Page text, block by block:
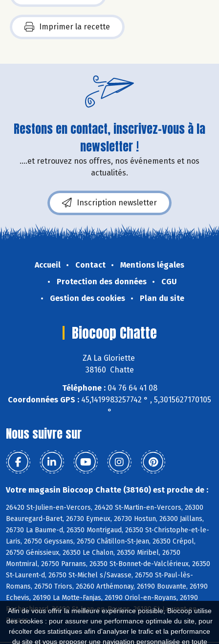
Afin de vous offrir la meilleure expérience possible, Biocoop utilise
des cookies : pour assurer une performance optimale du site, pour
récolter des statistiques afin d'analyser le trafic et la performance
du site et vous proposer une navigation personnalisée en toute
Imprimer la recette
Restons en contact, inscrivez-vous à la
newsletter !
....et retrouvez nos offres, nos événements et nos
actualités.
Inscription newsletter
Accueil Contact
Mentions légales
Protection des données
CGU
Gestion des cookies
Plan du site
Biocoop Chatte
ZA La Gloriette
38160 Chatte
Téléphone :04 76 64 41 08
Coordonnées GPS : 45,1419983257742 ° , 5,3015627170105
°
Nous suivre sur
Votre magasin Biocoop Chatte (38160) est proche de :
26420 St-Julien-en-Vercors, 26420 St-Martin-en-Vercors, 26300
Beauregard-Baret, 26730 Eymeux, 26730 Hostun, 26300 Jaillans,
26730 La Baume-d, 26350 Montrigaud, 26350 St-Christophe-et-le-
Laris, 26750 Geyssans, 26750 Châtillon-St-Jean, 26350 Crépol,
26750 Génissieux, 26350 Le Chalon, 26350 Miribel, 26750
Montmiral, 26750 Parnans, 26350 St-Bonnet-de-Valclérieux, 26350
St-Laurent-d, 26750 St-Michel s/Savasse, 26750 St-Paul-lès-
Romans, 26750 Triors, 26260 Arthémonay, 26190 Bouvante, 26190
Echevis, 26190 La Motte-Fanjas, 26190 Oriol-en-Royans, 26190
Rochechinard, 26190 St-Jean-en-Royans, 26190 St-Laurent-en-
Royans